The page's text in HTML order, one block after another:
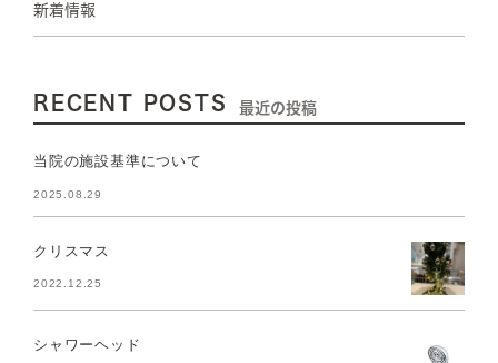
新着情報
RECENT POSTS 最近の投稿
当院の施設基準について
2025.08.29
クリスマス
2022.12.25
シャワーヘッド